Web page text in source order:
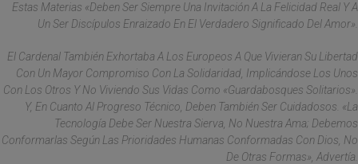
Estas Materias «deben Ser Siempre Una Invitación A La Felicidad Real Y A
Un Ser Discípulos Enraizado En El Verdadero Significado Del Amor».
El Cardenal También Exhortaba A Los Europeos A Que Vivieran Su Libertad
Con Un Mayor Compromiso Con La Solidaridad, Implicándose Los Unos
Con Los Otros Y No Viviendo Sus Vidas Como «guardabosques Solitarios».
Y, En Cuanto Al Progreso Técnico, Deben También Ser Cuidadosos. «La
Tecnología Debe Ser Nuestra Sierva, No Nuestra Ama; Debemos
Conformarlas Según Las Prioridades Humanas Conformadas Con Dios, No
De Otras Formas», Advertía.